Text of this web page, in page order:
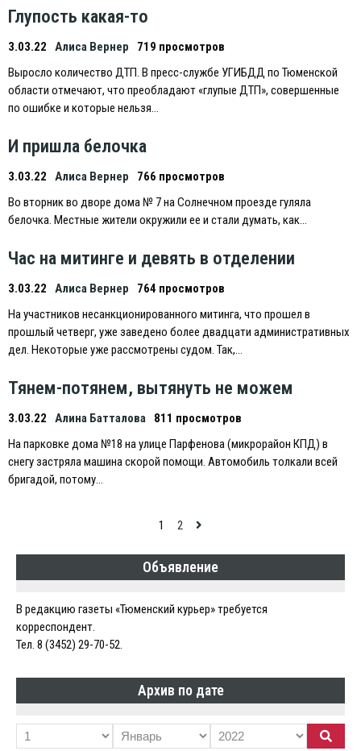
Глупость какая-то
3.03.22 Алиса Вернер
719 просмотров
Выросло количество ДТП. В пресс-службе УГИБДД по Тюменской
области отмечают, что преобладают «глупые ДТП», совершенные
по ошибке и которые нельзя…
И пришла белочка
3.03.22 Алиса Вернер
766 просмотров
Во вторник во дворе дома № 7 на Солнечном проезде гуляла
белочка. Местные жители окружили ее и стали думать, как…
Час на митинге и девять в отделении
3.03.22 Алиса Вернер
764 просмотров
На участников несанкционированного митинга, что прошел в
прошлый четверг, уже заведено более двадцати административных
дел. Некоторые уже рассмотрены судом. Так,…
Тянем-потянем, вытянуть не можем
3.03.22 Алина Батталова
811 просмотров
На парковке дома №18 на улице Парфенова (микрорайон КПД) в
снегу застряла машина скорой помощи. Автомобиль толкали всей
бригадой, потому…
по
записям
1 2
Объявление
В редакцию газеты «Тюменский курьер» требуется
корреспондент.
Тел. 8 (3452) 29-70-52.
Архив по дате